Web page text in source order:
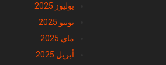
يوليوز 2025
يونيو 2025
ماي 2025
أبريل 2025